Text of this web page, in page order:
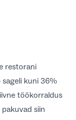
restorani
kuni 36%
töökorraldus
siin